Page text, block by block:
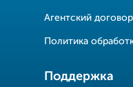
Агентский договор
Политика
Поддержка